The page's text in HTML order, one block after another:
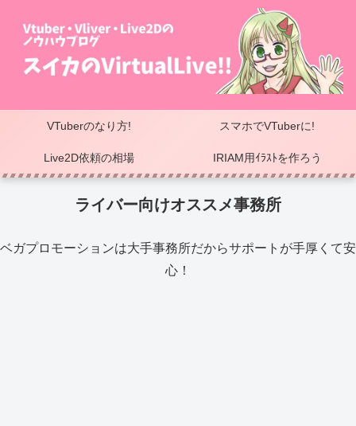
VTuberのなり方! スマホでVTuberに!
Live2D依頼の相場 IRIAM用ｲﾗｽﾄを作ろう
ライバー向けオススメ事務所
ベガプロモーションは大手事務所だからサポートが手厚くて安
心！